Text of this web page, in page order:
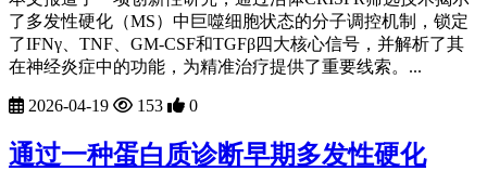
了多发性硬化（MS）中巨噬细胞状态的分子调控机制，锁定
了IFNγ、TNF、GM-CSF和TGFβ四大核心信号，并解析了其
在神经炎症中的功能，为精准治疗提供了重要线索。...
2026-04-19 153 0
通过一种蛋白质诊断早期多发性硬化